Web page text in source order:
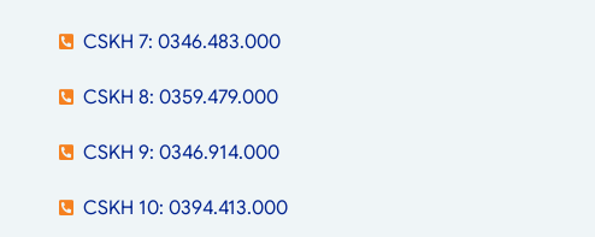
CSKH 7: 0346.483.000
CSKH 8: 0359.479.000
CSKH 9: 0346.914.000
CSKH 10: 0394.413.000